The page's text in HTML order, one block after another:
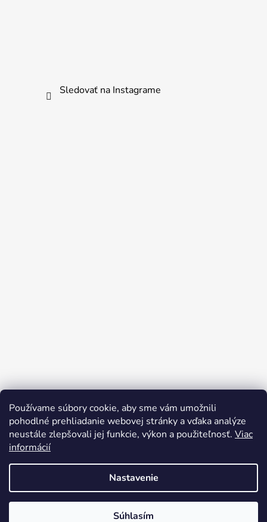
Používame súbory cookie, aby sme vám umožnili
pohodlné prehliadanie webovej stránky a vďaka analýze
neustále zlepšovali jej funkcie, výkon a použiteľnosť. Viac
informácií
Nastavenie
Súhlasím
Sledovať na Instagrame
Vytvoril Shoptet
bicyclegarage.sk